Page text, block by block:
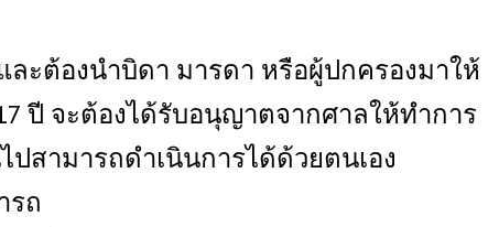
ะต้องนำบิดา มารดา หรือผู้ปกครองมาให้
ปี จะต้องได้รับอนุญาตจากศาลให้ทำการ
สามารถดำเนินการได้ด้วยตนเอง
รถ